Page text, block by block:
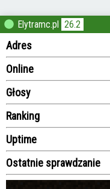
Elytramc.pl 26.2
Adres
Online
Głosy
Ranking
Uptime
Ostatnie sprawdzanie